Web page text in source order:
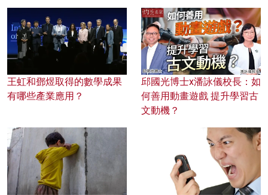
王虹和鄧煜取得的數學成果
有哪些產業應用？
邱國光博士x潘詠儀校長：如
何善用動畫遊戲 提升學習古
文動機？